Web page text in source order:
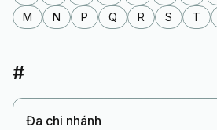
M
N P Q R S T
#
Đa chi nhánh